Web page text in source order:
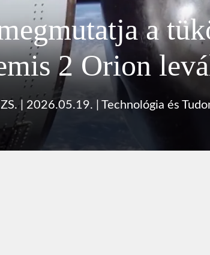
a
2 Orion
| 2026.05.19. Technológia és